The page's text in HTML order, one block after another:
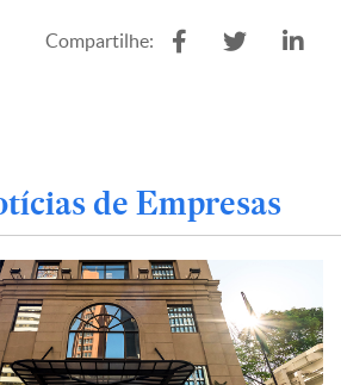
Compartilhe:
de Empresas